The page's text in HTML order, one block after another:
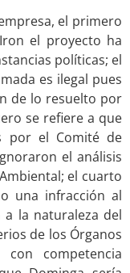
el primero
el proyecto ha
políticas; el
es ilegal pues
de lo resuelto por
se refiere a que
por el Comité de
el análisis
el cuarto
una infracción al
la naturaleza del
de los Órganos
competencia